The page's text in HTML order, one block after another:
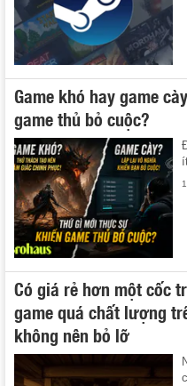
Game khó hay game
game thủ bỏ cuộc?
Có giá rẻ hơn một cốc
game quá chất lượng
không nên bỏ lỡ